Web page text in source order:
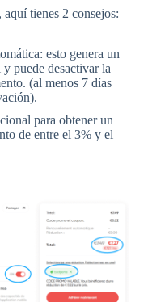
aquí tienes 2 consejos:
esto genera un
puede desactivar la
(al menos 7 días
para obtener un
de entre el 3% y el